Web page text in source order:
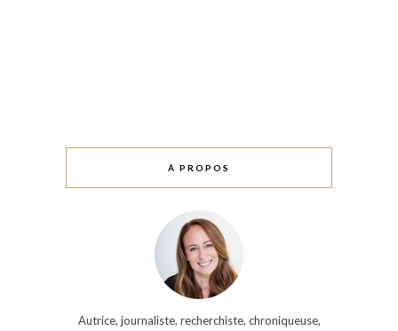
À PROPOS
Autrice, journaliste, recherchiste, chroniqueuse,